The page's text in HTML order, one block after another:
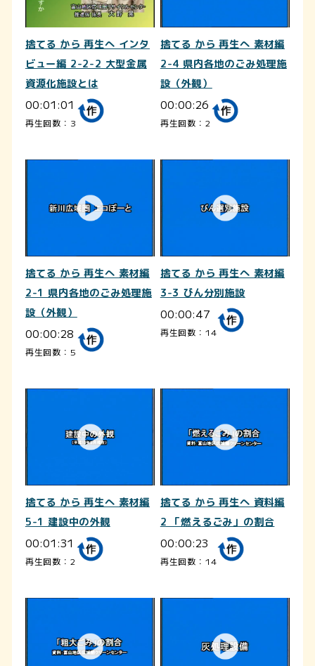
捨てる から 再生へ インタ
ビュー編 2-2-2 大型金属
資源化施設とは
00:01:01
再生回数：3
捨てる から 再生へ 素材編
2-4 県内各地のごみ処理施
設（外観）
00:00:26
再生回数：2
捨てる から 再生へ 素材編
2-1 県内各地のごみ処理施
設（外観）
00:00:28
再生回数：5
捨てる から 再生へ 素材編
3-3 びん分別施設
00:00:47
再生回数：14
捨てる から 再生へ 素材編
5-1 建設中の外観
00:01:31
再生回数：2
捨てる から 再生へ 資料編
2 「燃えるごみ」の割合
00:00:23
再生回数：14